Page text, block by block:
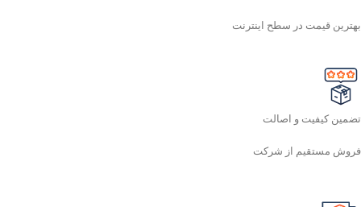
بهترین قیمت در سطح اینترنت
تضمین کیفیت و اصالت
فروش مستقیم از شرکت